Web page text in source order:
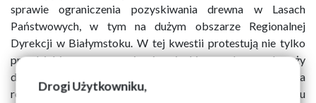
Drogi Użytkowniku,
sprawie ograniczenia pozyskiwania drewna w Lasach
Państwowych, w tym na dużym obszarze Regionalnej
Dyrekcji w Białymstoku. W tej kwestii protestują nie tylko
przedsiębiorcy, pracownicy i związki zawodowe z branży
drzewnej, ale także pracownicy i ich związkowa
reprezentacja z Lasów Państwowych. Zarząd Regionu